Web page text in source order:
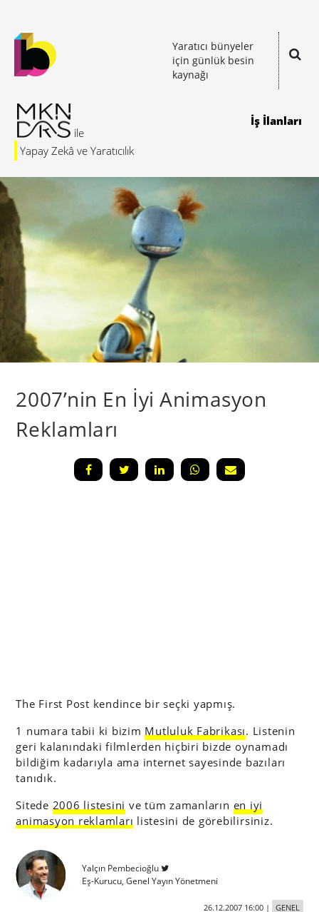
Yaratıcı bünyeler
için günlük besin
kaynağı
Yapay Zekâ ve Yaratıcılık
İş İlanları
2007’nin En İyi Animasyon
Reklamları
The First Post kendince bir seçki yapmış.
1 numara tabii ki bizim Mutluluk Fabrikası. Listenin
geri kalanındaki filmlerden hiçbiri bizde oynamadı
bildiğim kadarıyla ama internet sayesinde bazıları
tanıdık.
Sitede 2006 listesini ve tüm zamanların en iyi
animasyon reklamları listesini de görebilirsiniz.
Yalçın Pembecioğlu
Eş-Kurucu, Genel Yayın Yönetmeni
26.12.2007 16:00| GENEL